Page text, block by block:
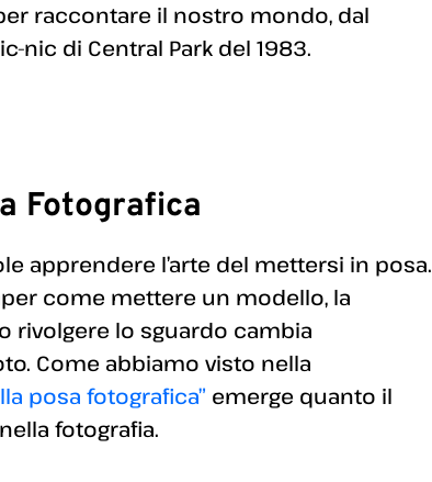
raccontare il nostro mondo, dal
nic di Central Park del 1983.
Fotografica
apprendere l’arte del mettersi in posa.
come mettere un modello, la
rivolgere lo sguardo cambia
Come abbiamo visto nella
posa fotografica” emerge quanto il
fotografia.